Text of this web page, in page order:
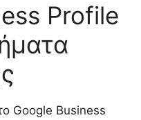
Profile
Google Business